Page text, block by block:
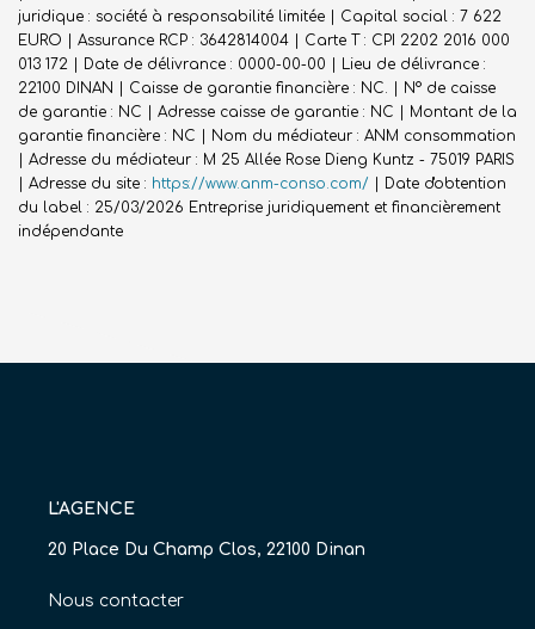
juridique : société à responsabilité limitée | Capital social : 7 622
EURO | Assurance RCP : 3642814004 | Carte T : CPI 2202 2016 000
013 172 | Date de délivrance : 0000-00-00 | Lieu de délivrance :
22100 DINAN | Caisse de garantie financière : NC. | N° de caisse
de garantie : NC | Adresse caisse de garantie : NC | Montant de la
garantie financière : NC | Nom du médiateur : ANM consommation
| Adresse du médiateur : M 25 Allée Rose Dieng Kuntz - 75019 PARIS
| Adresse du site : https://www.anm-conso.com/ | Date d'obtention
du label : 25/03/2026 Entreprise juridiquement et financièrement
indépendante
L'AGENCE
20 Place Du Champ Clos, 22100 Dinan
Nous contacter